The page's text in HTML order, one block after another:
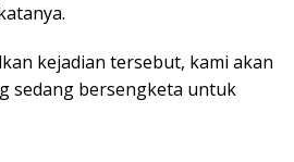
kejadian tersebut, kami akan
sedang bersengketa untuk